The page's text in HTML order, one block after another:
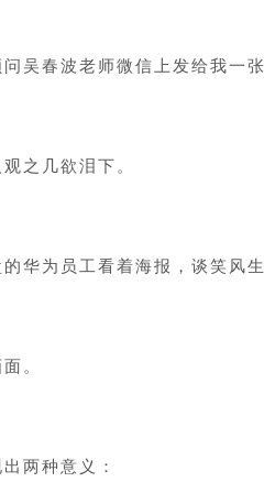
吴春波老师微信上发给我一张
之几欲泪下。
华为员工看着海报，谈笑风生
。
两种意义：